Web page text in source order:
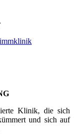
Klinik, die sich
und sich auf